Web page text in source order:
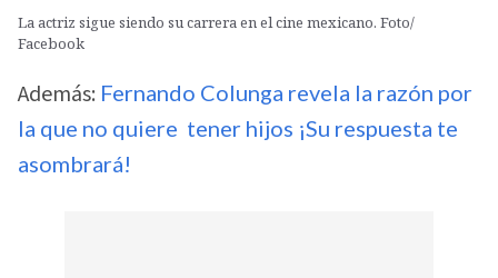
La actriz sigue siendo su carrera en el cine mexicano. Foto/
Facebook
Además: Fernando Colunga revela la razón por
la que no quiere tener hijos ¡Su respuesta te
asombrará!